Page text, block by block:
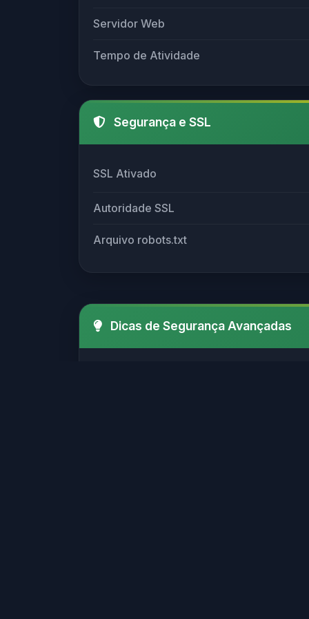
Servidor Web
Tempo de Atividade
Segurança e SSL
SSL Ativado
Autoridade SSL
Arquivo robots.txt
Dicas de Segurança Avançadas